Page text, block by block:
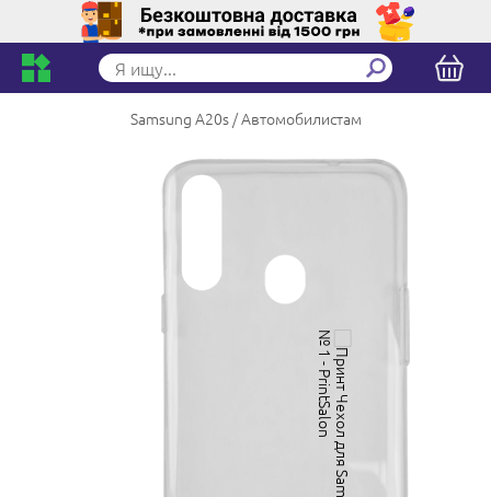
Samsung A20s Автомобилистам